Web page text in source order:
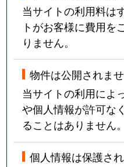
当サイトの利用料は
トがお客様に費用を
りません。
物件は公開されま
当サイトの利用によ
や個人情報が許可な
ることはありません。
個人情報は保護さ